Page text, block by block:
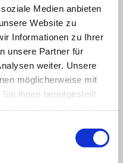
Medien anbieten
Website zu
Informationen zu Ihrer
unsere Partner für
weiter. Unsere
möglicherweise mit
ihnen bereitgestellt